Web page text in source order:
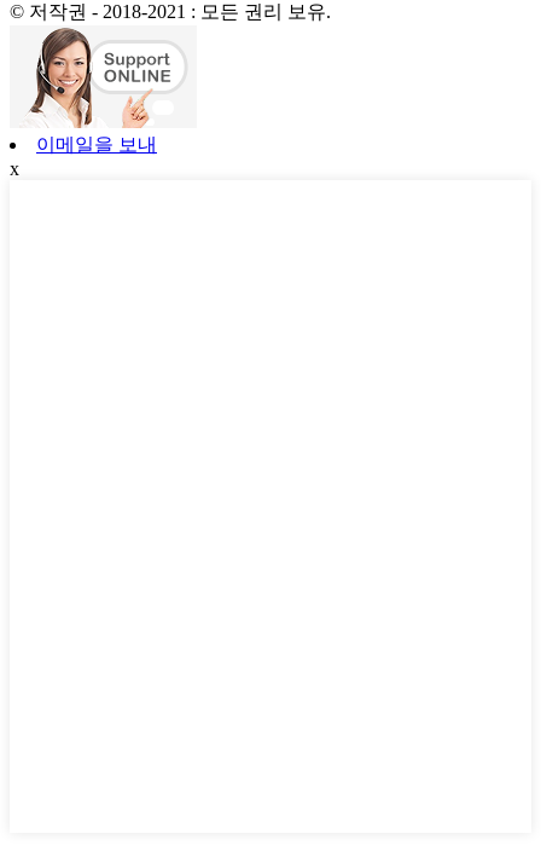
© 저작권 - 2018-2021 : 모든 권리 보유.
이메일을 보내
x